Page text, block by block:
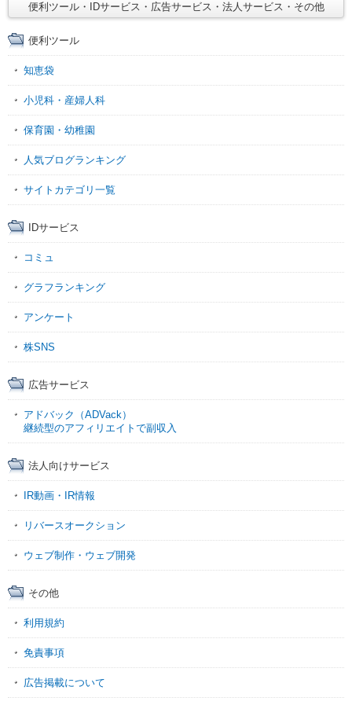
便利ツール・IDサービス・広告サービス・法人サービス・その他
便利ツール
知恵袋
小児科・産婦人科
保育園・幼稚園
人気ブログランキング
サイトカテゴリ一覧
IDサービス
コミュ
グラフランキング
アンケート
株SNS
広告サービス
アドバック（ADVack）
継続型のアフィリエイトで副収入
法人向けサービス
IR動画・IR情報
リバースオークション
ウェブ制作・ウェブ開発
その他
利用規約
免責事項
広告掲載について